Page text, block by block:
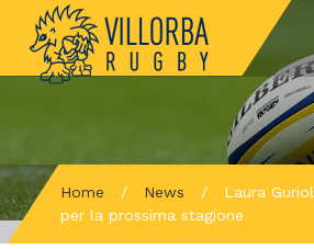
Home / News /
Laura
per la prossima stagione